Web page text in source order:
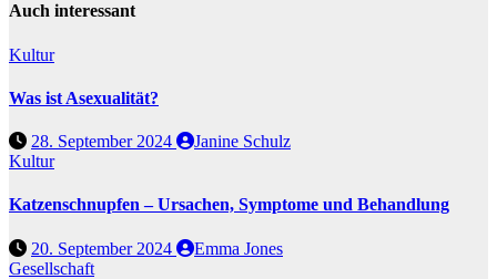
Auch interessant
Kultur
Was ist Asexualität?
28. September 2024
Janine Schulz
Kultur
Katzenschnupfen – Ursachen, Symptome und Behandlung
20. September 2024
Emma Jones
Gesellschaft